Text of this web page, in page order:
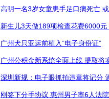
高明一名3岁女童患手足口病死亡 或
新生儿3天做189项检查花费6000元
广州犬只亚运前植入“电子身份证”
广州公积金新系统全面上线 提取将
深圳新规：电子眼抓拍违章将记分
刚签下分手协议 惠州男子率6人法院